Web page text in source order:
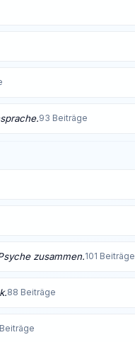
93 Beiträge
zusammen.101 Beiträge
88 Beiträge